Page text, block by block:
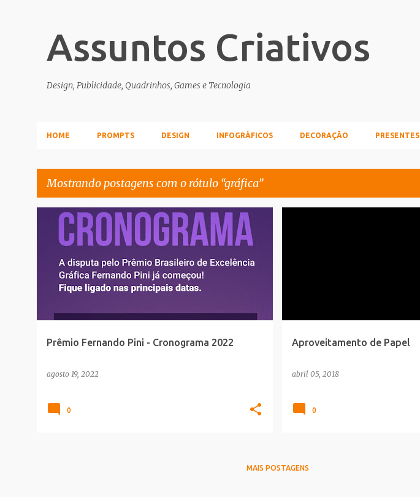
Assuntos Criativos
Design, Publicidade, Quadrinhos, Games e Tecnologia
HOME PROMPTS DESIGN INFOGRÁFICOS DECORAÇÃO PRESENTES
Mostrando postagens com o rótulo gráfica
Prêmio Fernando Pini - Cronograma 2022
agosto 19, 2022
CONCURSOS_PROMOCOES GRÁFICA
0
Aproveitamento de Papel
abril 05, 2018
0
MAIS POSTAGENS